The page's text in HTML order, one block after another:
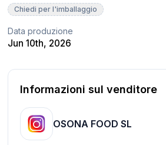
Chiedi per l'imballaggio
Data produzione
Jun 10th, 2026
Informazioni sul venditore
OSONA FOOD SL